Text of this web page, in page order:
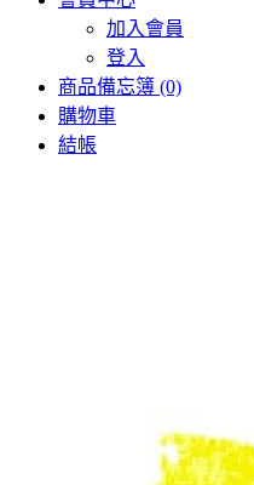
加入會員
登入
商品備忘簿 (0)
購物車
結帳